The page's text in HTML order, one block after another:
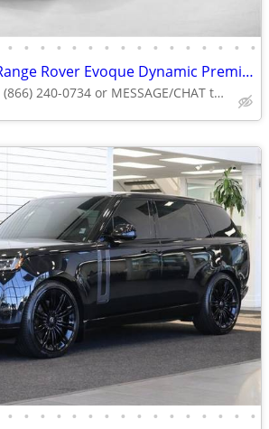
• • • • • • • • • • • • • • • •
2012 Land Rover Range Rover Evoque Dynamic Premium 4x4 4WD SUV AUTONATION
Call (866) 240-0734 or MESSAGE/CHAT to confirm availability
• • • • • • • • • • • • • • • •